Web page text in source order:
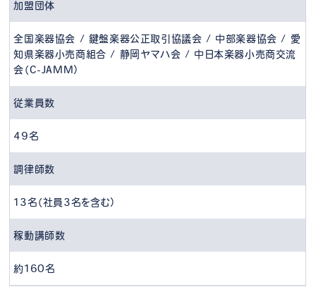
加盟団体
全国楽器協会 / 鍵盤楽器公正取引協議会 / 中部楽器協会 / 愛
知県楽器小売商組合 / 静岡ヤマハ会 / 中日本楽器小売商交流
会（C-JAMM）
従業員数
49名
調律師数
13名（社員3名を含む）
稼動講師数
約160名